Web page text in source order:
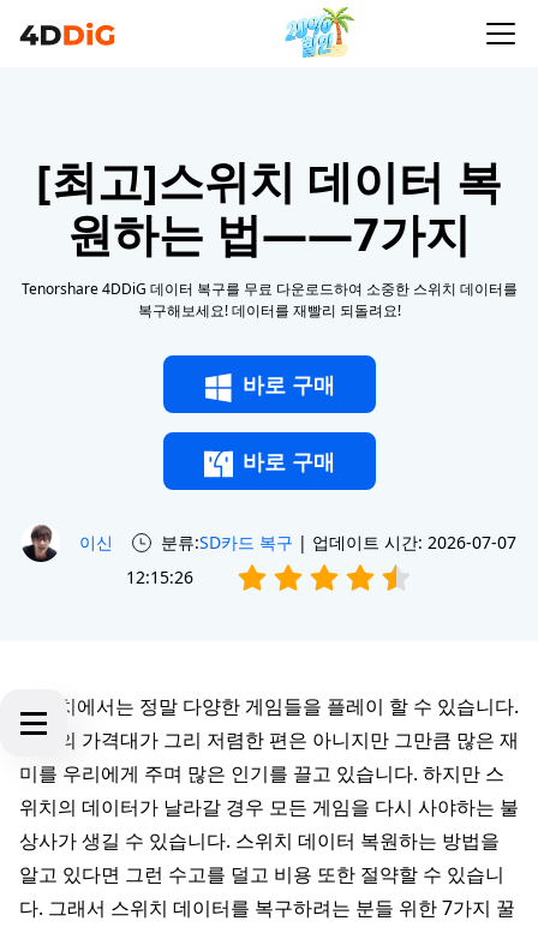
[최고]스위치 데이터 복
원하는 법——7가지
Tenorshare 4DDiG 데이터 복구를 무료 다운로드하여 소중한 스위치 데이터를
복구해보세요! 데이터를 재빨리 되돌려요!
바로 구매
바로 구매
이신 분류:SD카드 복구 | 업데이트 시간: 2026-07-07
12:15:26
스위치에서는 정말 다양한 게임들을 플레이 할 수 있습니다.
게임의 가격대가 그리 저렴한 편은 아니지만 그만큼 많은 재
미를 우리에게 주며 많은 인기를 끌고 있습니다. 하지만 스
위치의 데이터가 날라갈 경우 모든 게임을 다시 사야하는 불
상사가 생길 수 있습니다. 스위치 데이터 복원하는 방법을
알고 있다면 그런 수고를 덜고 비용 또한 절약할 수 있습니
다. 그래서 스위치 데이터를 복구하려는 분들 위한 7가지 꿀